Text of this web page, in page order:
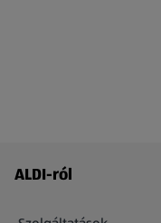
Láblécmenü - további
ALDI-ról